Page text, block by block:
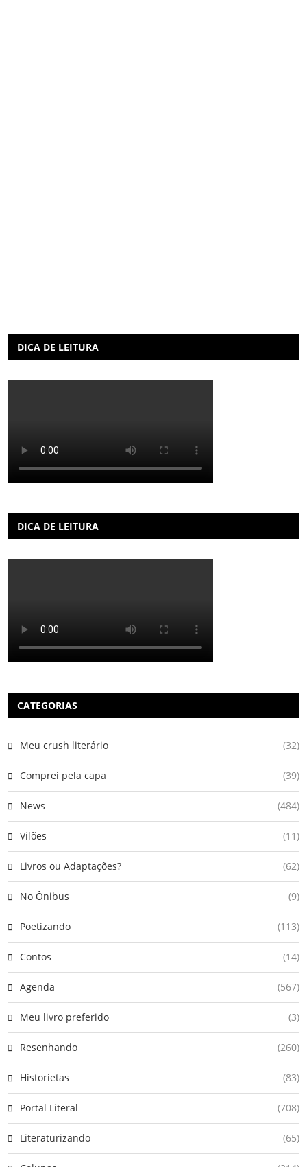
DICA DE LEITURA
DICA DE LEITURA
CATEGORIAS
Meu crush literário (32)
Comprei pela capa (39)
News (484)
Vilões (11)
Livros ou Adaptações? (62)
No Ônibus (9)
Poetizando (113)
Contos (14)
Agenda (567)
Meu livro preferido (3)
Resenhando (260)
Historietas (83)
Portal Literal (708)
Literaturizando (65)